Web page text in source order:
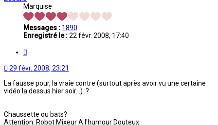
Marquise
Messages : 1890
Enregistré le :22 févr. 2008, 17:40
29 févr. 2008, 23:21
La fausse pour, la vraie contre (surtout après avoir vu une certaine
vidéo la dessus hier soir...) :?
Chaussette ou bats?
Attention: Robot Mixeur A l'humour Douteux.